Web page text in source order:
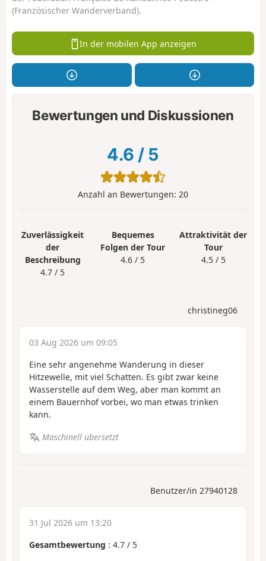
(Französischer Wanderverband).
In der mobilen App anzeigen
Bewertungen und Diskussionen
4.6 / 5
Anzahl an Bewertungen: 20
Zuverlässigkeit
der
Beschreibung
4.7 / 5
Bequemes
Folgen der Tour
4.6 / 5
Attraktivität der
Tour
4.5 / 5
christineg06
03 Aug 2026 um 09:05
Eine sehr angenehme Wanderung in dieser
Hitzewelle, mit viel Schatten. Es gibt zwar keine
Wasserstelle auf dem Weg, aber man kommt an
einem Bauernhof vorbei, wo man etwas trinken
kann.
Maschinell übersetzt
Benutzer/in 27940128
31 Jul 2026 um 13:20
Gesamtbewertung : 4.7 / 5